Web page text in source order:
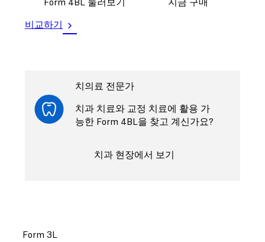
비교하기
치의료 전문가
치과 치료와 교정 치료에 활용 가
능한 Form 4BL을 찾고 계신가요?
치과 현장에서 보기
Form 3L